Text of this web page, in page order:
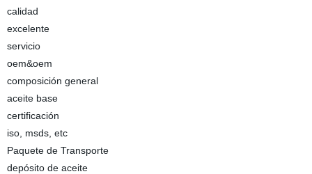
calidad
excelente
servicio
oem&oem
composición general
aceite base
certificación
iso, msds, etc
Paquete de Transporte
depósito de aceite